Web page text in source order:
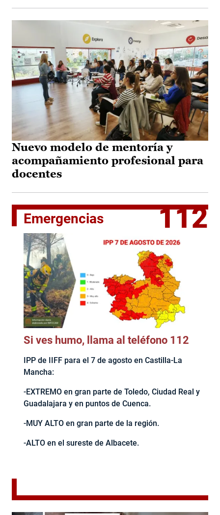
Nuevo modelo de mentoría y
acompañamiento profesional para
docentes
Emergencias 112
Si ves humo, llama al teléfono 112
IPP de IIFF para el 7 de agosto en Castilla-La
Mancha:
-EXTREMO en gran parte de Toledo, Ciudad Real y
Guadalajara y en puntos de Cuenca.
-MUY ALTO en gran parte de la región.
-ALTO en el sureste de Albacete.